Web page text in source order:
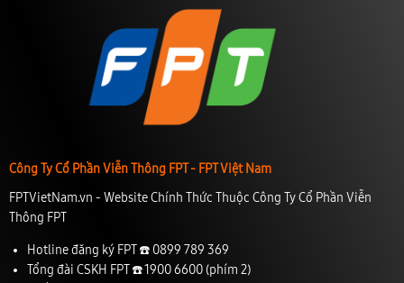
Công Ty Cổ Phần Viễn Thông FPT - FPT Việt Nam
FPTVietNam.vn - Website Chính Thức Thuộc Công Ty Cổ Phần Viễn
Thông FPT
Hotline đăng ký FPT ☎️ 0899 789 369
Tổng đài CSKH FPT ☎️1900 6600(phím 2)